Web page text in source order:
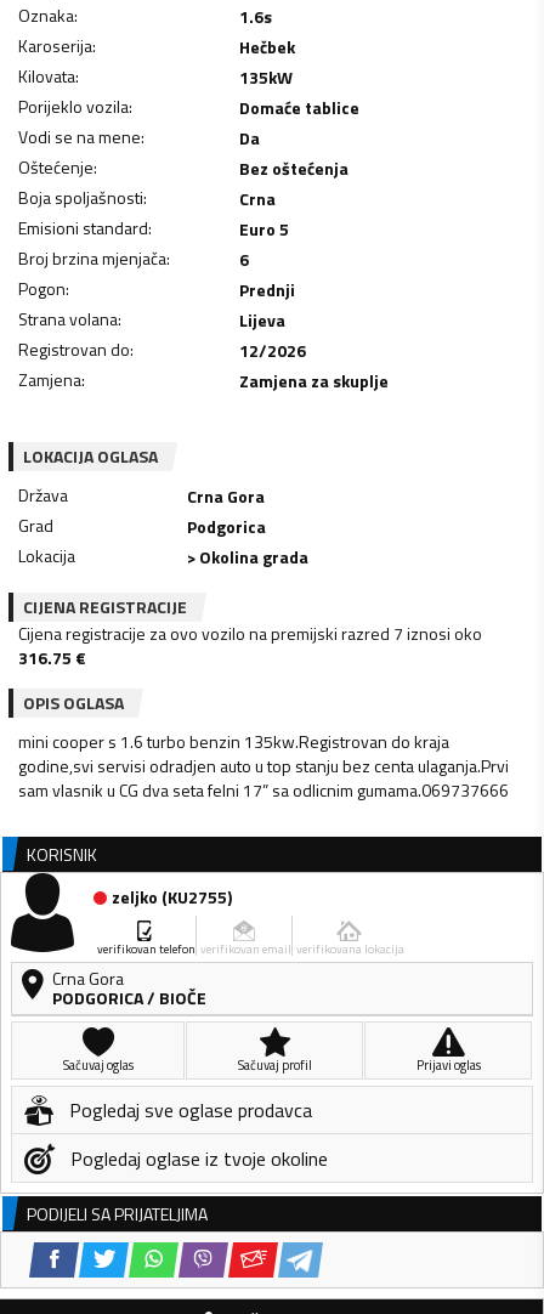
Oznaka:
1.6s
Karoserija:
Hečbek
Kilovata: 135kW
Porijeklo vozila:
Domaće tablice
Vodi se na mene:
Da
Oštećenje:
Bez oštećenja
Boja spoljašnosti:
Crna
Emisioni standard:
Euro 5
Broj brzina mjenjača:
6
Pogon:
Prednji
Strana volana:
Lijeva
Registrovan do:
12/2026
Zamjena: Zamjena za skuplje
LOKACIJA OGLASA
Država
Crna Gora
Grad
Podgorica
Lokacija
> Okolina grada
CIJENA REGISTRACIJE
Cijena registracije za ovo vozilo na premijski razred 7 iznosi oko
316.75 €
OPIS OGLASA
mini cooper s 1.6 turbo benzin 135kw.Registrovan do kraja
godine,svi servisi odradjen auto u top stanju bez centa ulaganja.Prvi
sam vlasnik u CG dva seta felni 17” sa odlicnim gumama.069737666
KORISNIK
zeljko (KU2755)
verifikovan telefon verifikovan email verifikovana lokacija
Crna Gora
PODGORICA/ BIOČE
Sačuvaj oglas Sačuvaj profil Prijavi oglas
Pogledaj sve oglase prodavca
Pogledaj oglase iz tvoje okoline
PODIJELI SA PRIJATELJIMA